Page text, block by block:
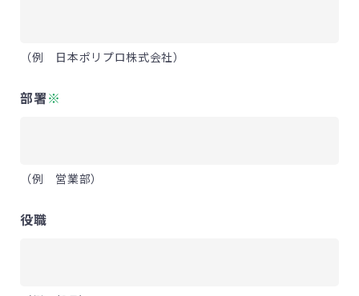
（例 日本ポリプロ株式会社）
部署※
（例 営業部）
役職